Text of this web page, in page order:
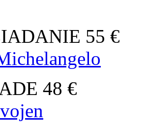
55 €
48 €